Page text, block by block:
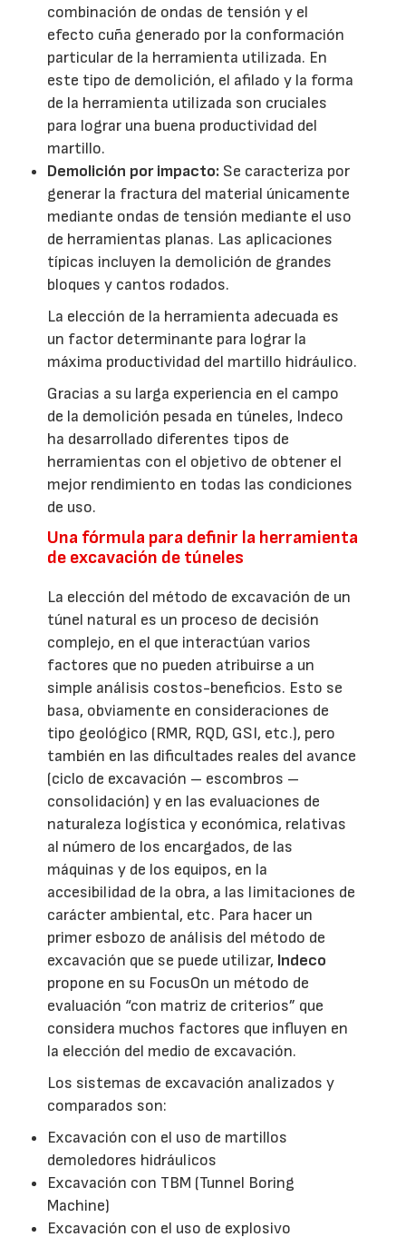
combinación de ondas de tensión y el
efecto cuña generado por la conformación
particular de la herramienta utilizada. En
este tipo de demolición, el afilado y la forma
de la herramienta utilizada son cruciales
para lograr una buena productividad del
martillo.
Demolición por impacto: Se caracteriza por
generar la fractura del material únicamente
mediante ondas de tensión mediante el uso
de herramientas planas. Las aplicaciones
típicas incluyen la demolición de grandes
bloques y cantos rodados.
La elección de la herramienta adecuada es
un factor determinante para lograr la
máxima productividad del martillo hidráulico.
Gracias a su larga experiencia en el campo
de la demolición pesada en túneles, Indeco
ha desarrollado diferentes tipos de
herramientas con el objetivo de obtener el
mejor rendimiento en todas las condiciones
de uso.
Una fórmula para definir la herramienta
de excavación de túneles
La elección del método de excavación de un
túnel natural es un proceso de decisión
complejo, en el que interactúan varios
factores que no pueden atribuirse a un
simple análisis costos-beneficios. Esto se
basa, obviamente en consideraciones de
tipo geológico (RMR, RQD, GSI, etc.), pero
también en las dificultades reales del avance
(ciclo de excavación – escombros –
consolidación) y en las evaluaciones de
naturaleza logística y económica, relativas
al número de los encargados, de las
máquinas y de los equipos, en la
accesibilidad de la obra, a las limitaciones de
carácter ambiental, etc. Para hacer un
primer esbozo de análisis del método de
excavación que se puede utilizar, Indeco
propone en su FocusOn un método de
evaluación “con matriz de criterios” que
considera muchos factores que influyen en
la elección del medio de excavación.
Los sistemas de excavación analizados y
comparados son:
Excavación con el uso de martillos
demoledores hidráulicos
Excavación con TBM (Tunnel Boring
Machine)
Excavación con el uso de explosivo